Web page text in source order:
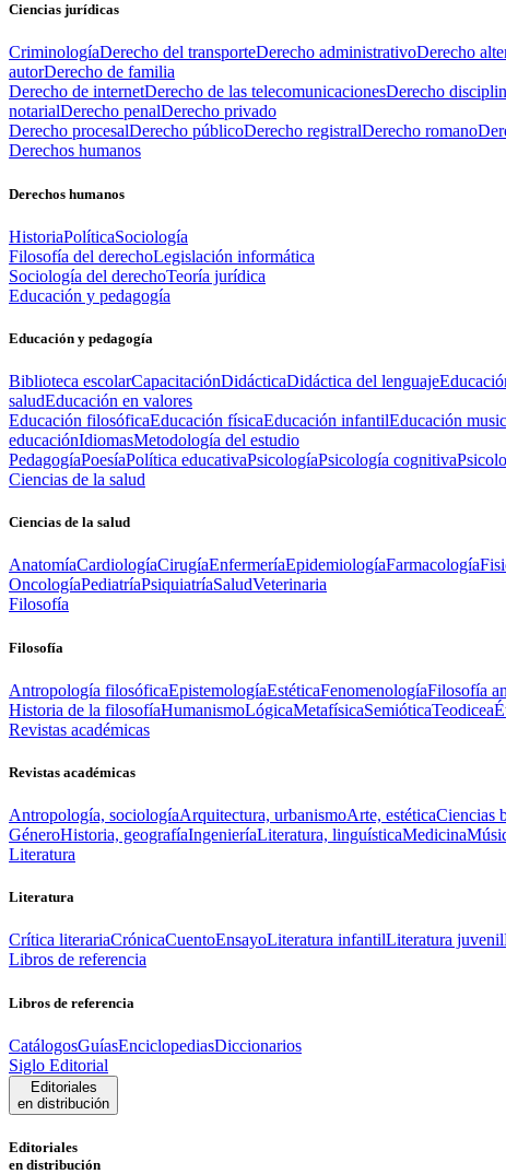
Ciencias jurídicas
CriminologíaDerecho del transporteDerecho administrativoDerecho
autorDerecho de familia
Derecho de internetDerecho de las telecomunicacionesDerecho
notarialDerecho penalDerecho privado
Derecho procesalDerecho públicoDerecho registralDerecho romano
Derechos humanos
Derechos humanos
HistoriaPolíticaSociología
Filosofía del derechoLegislación informática
Sociología del derechoTeoría jurídica
Educación y pedagogía
Educación y pedagogía
Biblioteca escolarCapacitaciónDidácticaDidáctica del lenguaje
saludEducación en valores
Educación filosóficaEducación físicaEducación infantilEducación
educaciónIdiomasMetodología del estudio
PedagogíaPoesíaPolítica educativaPsicologíaPsicología cognitiva
Ciencias de la salud
Ciencias de la salud
AnatomíaCardiologíaCirugíaEnfermeríaEpidemiologíaFarmacología
OncologíaPediatríaPsiquiatríaSaludVeterinaria
Filosofía
Filosofía
Antropología filosóficaEpistemologíaEstéticaFenomenologíaFilosofía
Historia de la filosofíaHumanismoLógicaMetafísicaSemióticaTeodicea
Revistas académicas
Revistas académicas
Antropología, sociologíaArquitectura, urbanismoArte, estéticaCiencias
GéneroHistoria, geografíaIngenieríaLiteratura, linguísticaMedicina
Literatura
Literatura
Crítica literariaCrónicaCuentoEnsayoLiteratura infantilLiteratura juvenil
Libros de referencia
Libros de referencia
CatálogosGuíasEnciclopediasDiccionarios
Siglo Editorial
Editoriales
en distribución
Editoriales
en distribución